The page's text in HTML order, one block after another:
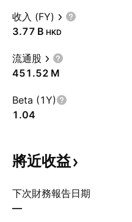
收入 (FY)
‪3.77 B‬ HKD
流通股
‪451.52 M‬
Beta (1Y)
1.04
將近收益
下次財務報告日期
—